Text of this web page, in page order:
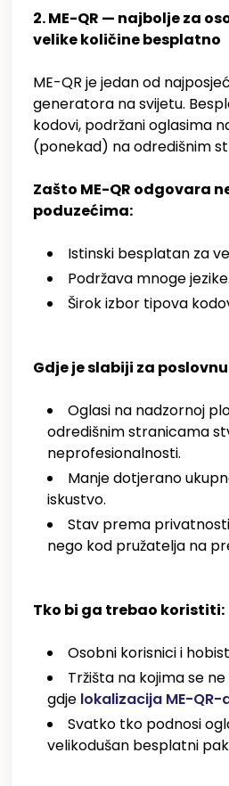
2. ME-QR — najbolje za
velike količine besplatno
ME-QR je jedan od
generatora na svijetu.
kodovi, podržani oglasima
(ponekad) na odredišnim
Zašto ME-QR odgovara
poduzećima:
Istinski besplatan za
Podržava mnoge jezike.
Širok izbor tipova
Gdje je slabiji za
Oglasi na nadzornoj
odredišnim stranicama
neprofesionalnosti.
Manje dotjerano
iskustvo.
Stav prema
nego kod pružatelja na
Tko bi ga trebao koristiti:
Osobni korisnici i
Tržišta na kojima se
gdje lokalizacija ME-
Svatko tko podnosi
velikodušan besplatni